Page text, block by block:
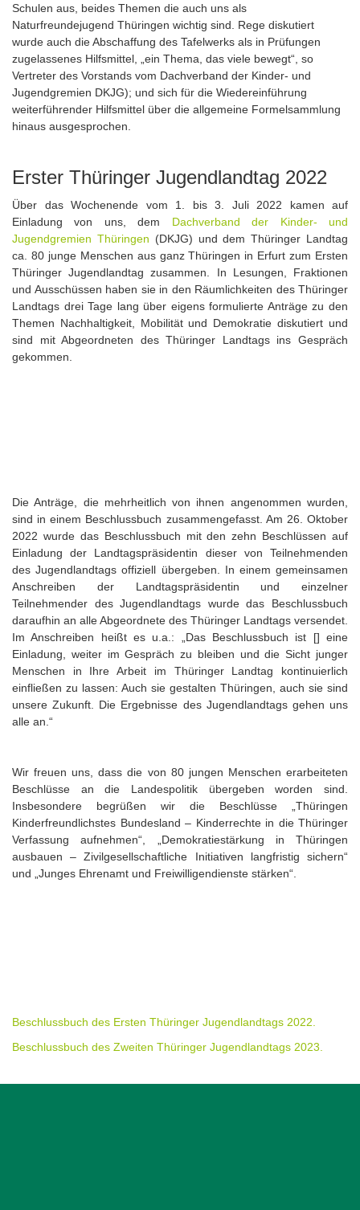
Schulen aus, beides Themen die auch uns als
Naturfreundejugend Thüringen wichtig sind. Rege diskutiert
wurde auch die Abschaffung des Tafelwerks als in Prüfungen
zugelassenes Hilfsmittel, „ein Thema, das viele bewegt“, so
Vertreter des Vorstands vom Dachverband der Kinder- und
Jugendgremien DKJG); und sich für die Wiedereinführung
weiterführender Hilfsmittel über die allgemeine Formelsammlung
hinaus ausgesprochen.
Erster Thüringer Jugendlandtag 2022
Über das Wochenende vom 1. bis 3. Juli 2022 kamen auf
Einladung von uns, dem Dachverband der Kinder- und
Jugendgremien Thüringen (DKJG) und dem Thüringer Landtag
ca. 80 junge Menschen aus ganz Thüringen in Erfurt zum Ersten
Thüringer Jugendlandtag zusammen. In Lesungen, Fraktionen
und Ausschüssen haben sie in den Räumlichkeiten des Thüringer
Landtags drei Tage lang über eigens formulierte Anträge zu den
Themen Nachhaltigkeit, Mobilität und Demokratie diskutiert und
sind mit Abgeordneten des Thüringer Landtags ins Gespräch
gekommen.
Die Anträge, die mehrheitlich von ihnen angenommen wurden,
sind in einem Beschlussbuch zusammengefasst. Am 26. Oktober
2022 wurde das Beschlussbuch mit den zehn Beschlüssen auf
Einladung der Landtagspräsidentin dieser von Teilnehmenden
des Jugendlandtags offiziell übergeben. In einem gemeinsamen
Anschreiben der Landtagspräsidentin und einzelner
Teilnehmender des Jugendlandtags wurde das Beschlussbuch
daraufhin an alle Abgeordnete des Thüringer Landtags versendet.
Im Anschreiben heißt es u.a.: „Das Beschlussbuch ist [] eine
Einladung, weiter im Gespräch zu bleiben und die Sicht junger
Menschen in Ihre Arbeit im Thüringer Landtag kontinuierlich
einfließen zu lassen: Auch sie gestalten Thüringen, auch sie sind
unsere Zukunft. Die Ergebnisse des Jugendlandtags gehen uns
alle an.“
Wir freuen uns, dass die von 80 jungen Menschen erarbeiteten
Beschlüsse an die Landespolitik übergeben worden sind.
Insbesondere begrüßen wir die Beschlüsse „Thüringen
Kinderfreundlichstes Bundesland – Kinderrechte in die Thüringer
Verfassung aufnehmen“, „Demokratiestärkung in Thüringen
ausbauen – Zivilgesellschaftliche Initiativen langfristig sichern“
und „Junges Ehrenamt und Freiwilligendienste stärken“.
Beschlussbuch des Ersten Thüringer Jugendlandtags 2022.
Beschlussbuch des Zweiten Thüringer Jugendlandtags 2023.